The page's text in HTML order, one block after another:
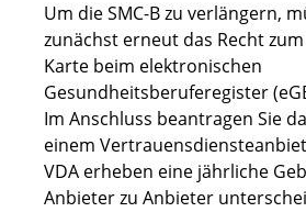
Um die SMC-B zu verlängern,
zunächst erneut das Recht
Karte beim elektronischen
Gesundheitsberuferegister
Im Anschluss beantragen Sie
einem
VDA erheben eine jährliche
Anbieter zu Anbieter